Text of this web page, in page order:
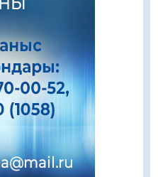
ой-сананың
жұмыстары